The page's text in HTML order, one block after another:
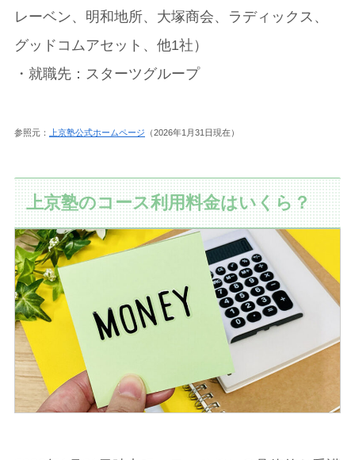
レーベン、明和地所、大塚商会、ラディックス、
グッドコムアセット、他1社）
・就職先：スターツグループ
参照元： 上京塾公式ホームページ （2026年1月31日現在）
上京塾のコース利用料金はいくら？